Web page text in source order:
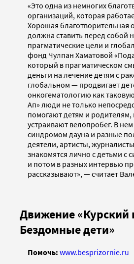
«Это одна из немногих
организаций, которая
Хорошая благотворительная
должна ставить перед собой
прагматические цели и
фонд Чулпан Хаматовой
который в прагматическом
деньги на лечение детям с
глобальном — продвигает
онкогематологию как
Ап» люди не только
помогают детям и
устраивают велопробег. В нем
синдромом дауна и разные
деятели, артисты,
знакомятся лично с детьми с
и потом в разных интервью
рассказывают», — считает
Движение «Курский
Бездомные дети»
Помочь: www.besprizornie.ru